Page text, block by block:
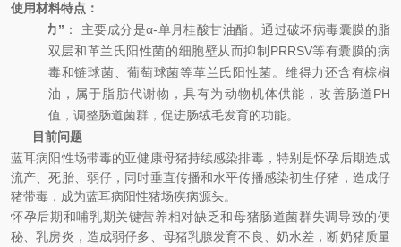
使用材料特点：
维得力” ： 主要成分是α-单月桂酸甘油酯。通过破坏病毒囊膜的脂
双层和革兰氏阳性菌的细胞壁从而抑制 PRRSV等有囊膜的病
毒和链球菌、葡萄球菌等革兰氏阳性菌。维得力还含有棕榈
油，属于脂肪代谢物，具有为动物机体供能，改善肠道PH
值，调整肠道菌群，促进肠绒毛发育的功能。
目前问题
蓝耳病阳性场带毒的亚健康母猪持续感染排毒，特别是怀孕后期造成
流产、死胎、弱仔，同时垂直传播和水平传播感染初生仔猪，造成仔
猪带毒，成为蓝耳病阳性猪场疾病源头。
怀孕后期和哺乳期关键营养相对缺乏和母猪肠道菌群失调导致的便
秘、乳房炎，造成弱仔多、母猪乳腺发育不良、奶水差，断奶猪质量